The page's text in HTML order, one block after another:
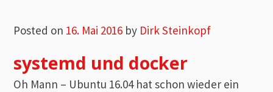
Posted on 16. Mai 2016 by Dirk Steinkopf
systemd und docker
Oh Mann – Ubuntu 16.04 hat schon wieder ein